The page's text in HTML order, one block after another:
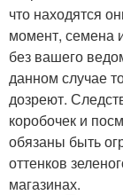
что находятся
момент, семена
без вашего
данном случае
дозреют.
коробочек и
обязаны быть
оттенков
магазинах.